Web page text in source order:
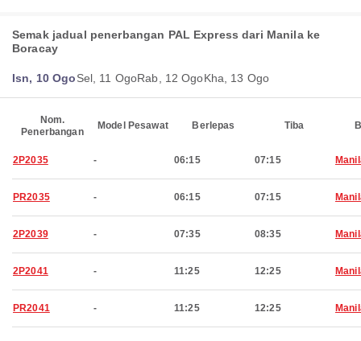
Semak jadual penerbangan PAL Express dari Manila ke
Boracay
Isn, 10 OgoSel, 11 OgoRab, 12 OgoKha, 13 Ogo
Nom.
Penerbangan
Model Pesawat Berlepas Tiba
2P2035 - 06:15 07:15
PR2035 - 06:15 07:15
2P2039 - 07:35 08:35
2P2041 - 11:25 12:25
PR2041 - 11:25 12:25